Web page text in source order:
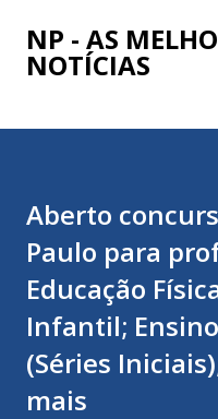
Pular para
NP - AS
NOTÍCIAS
Aberto
Paulo para
Educação
Infantil;
(Séries
mais